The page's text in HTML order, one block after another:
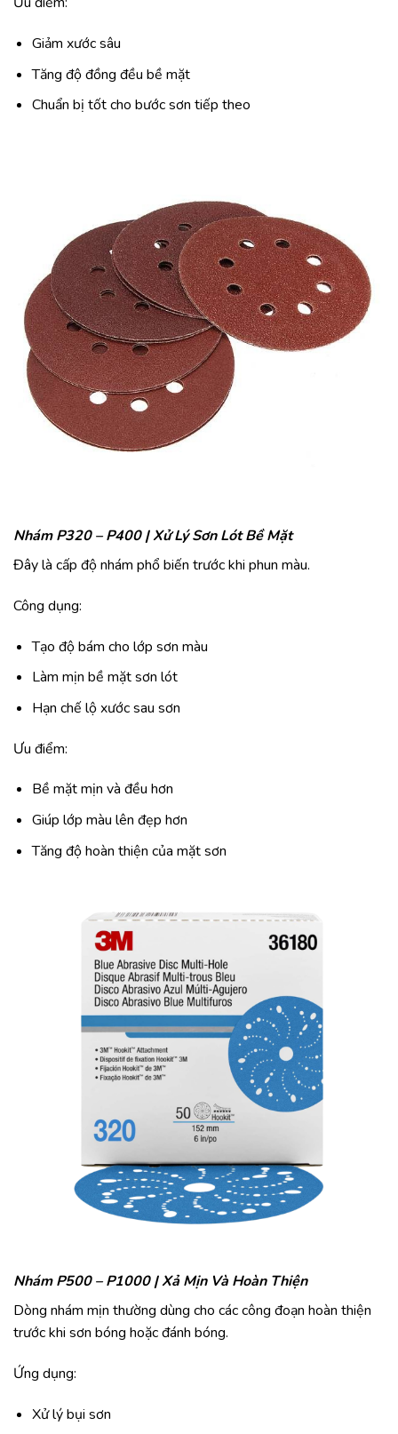
Giảm xước sâu
Tăng độ đồng đều bề mặt
Chuẩn bị tốt cho bước sơn tiếp theo
Nhám P320 – P400 | Xử Lý Sơn Lót Bề Mặt
Đây là cấp độ nhám phổ biến trước khi phun màu.
Công dụng:
Tạo độ bám cho lớp sơn màu
Làm mịn bề mặt sơn lót
Hạn chế lộ xước sau sơn
Ưu điểm:
Bề mặt mịn và đều hơn
Giúp lớp màu lên đẹp hơn
Tăng độ hoàn thiện của mặt sơn
Nhám P500 – P1000 | Xả Mịn Và Hoàn Thiện
Dòng nhám mịn thường dùng cho các công đoạn hoàn thiện
trước khi sơn bóng hoặc đánh bóng.
Ứng dụng:
Xử lý bụi sơn